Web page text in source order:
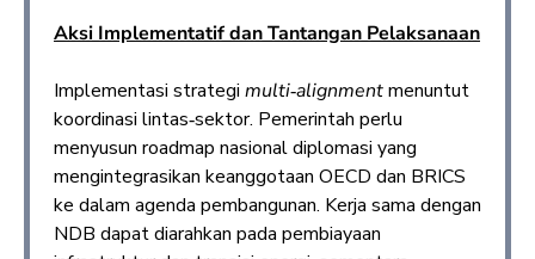
Aksi Implementatif dan Tantangan Pelaksanaan
Implementasi strategi multi‑alignmentmenuntut
koordinasi lintas‑sektor. Pemerintah perlu
menyusun roadmap nasional diplomasi yang
mengintegrasikan keanggotaan OECD dan BRICS
ke dalam agenda pembangunan. Kerja sama dengan
NDB dapat diarahkan pada pembiayaan